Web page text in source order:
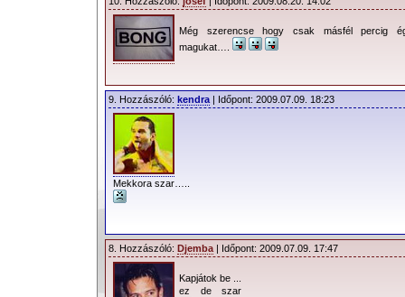
Még szerencse hogy csak másfél percig
magukat….
9. Hozzászóló: kendra | Időpont: 2009.07.09. 18:23
Mekkora szar…..
8. Hozzászóló: Djemba | Időpont: 2009.07.09. 17:47
Kapjátok be ...
ez de szar